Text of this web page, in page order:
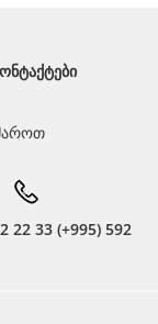
22 33 (+995) 592